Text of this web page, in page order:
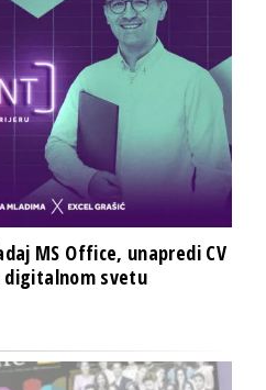
MS Office, unapredi CV
digitalnom svetu